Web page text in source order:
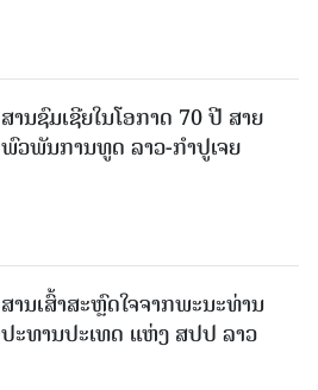
ສານຊົມເຊີຍໃນໂອກາດ 70 ປີ ສາຍ
ພົວພັນການທູດ ລາວ-ກຳປູເຈຍ
ສານເສົ້າສະຫຼົດໃຈຈາກພະນະທ່ານ
ປະທານປະເທດ ແຫ່ງ ສປປ ລາວ